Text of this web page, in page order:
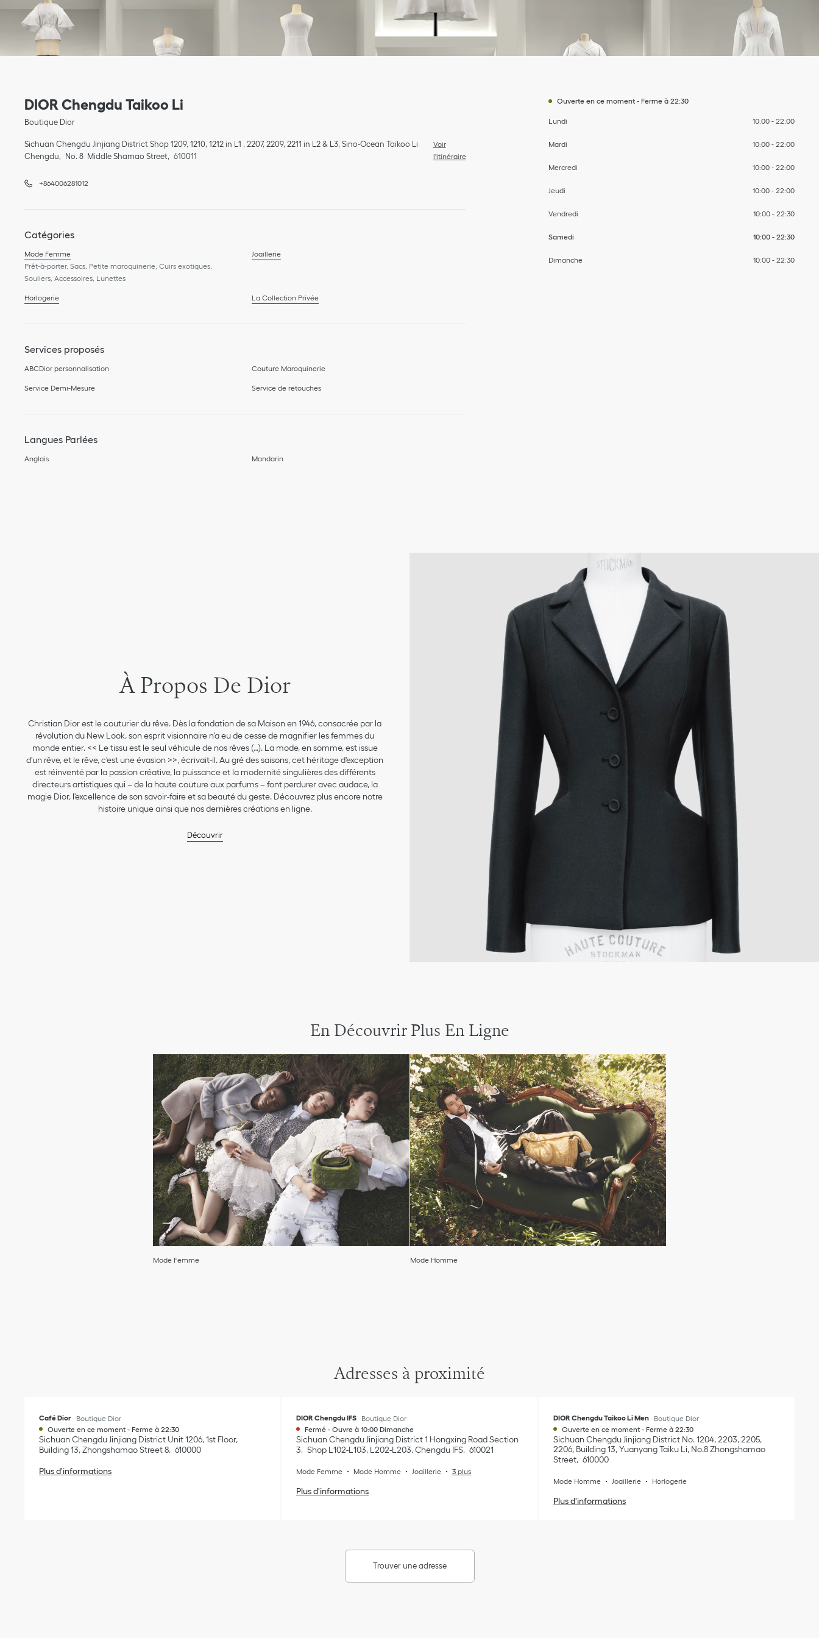
DIOR Chengdu Taikoo Li
Boutique Dior
Sichuan Chengdu Jinjiang District Shop 1209, 1210, 1212 in L1 , 2207, 2209, 2211 in L2 & L3, Sino-Ocean Taikoo Li
Chengdu
No. 8 Middle Shamao Street 610011
Link Opens in New Tab
Voir
l'itinéraire
Link Opens in New Tab
Téléphone
+864006281012
Catégories
Mode Femme
Prêt-à-porter, Sacs, Petite maroquinerie, Cuirs exotiques,
Souliers, Accessoires, Lunettes
Joaillerie
Horlogerie La Collection Privée
Services proposés
ABCDior personnalisation Couture Maroquinerie
Service Demi-Mesure Service de retouches
Langues Parlées
Anglais Mandarin
Ouverte en ce moment- Ferme à 22:30
Day of the Week
Lundi 10:00-
à
22:00
Mardi 10:00-
à
22:00
Mercredi 10:00-
à
22:00
Jeudi 10:00-
à
22:00
Vendredi 10:00-
à
22:30
Samedi 10:00-
à
22:30
Dimanche 10:00-
à
22:30
À Propos De Dior
Christian Dior est le couturier du rêve. Dès la fondation de sa Maison en 1946, consacrée par la
révolution du New Look, son esprit visionnaire n'a eu de cesse de magnifier les femmes du
monde entier. << Le tissu est le seul véhicule de nos rêves (…). La mode, en somme, est issue
d'un rêve, et le rêve, c'est une évasion >>, écrivait-il. Au gré des saisons, cet héritage d'exception
est réinventé par la passion créative, la puissance et la modernité singulières des différents
directeurs artistiques qui – de la haute couture aux parfums – font perdurer avec audace, la
magie Dior, l'excellence de son savoir-faire et sa beauté du geste. Découvrez plus encore notre
histoire unique ainsi que nos dernières créations en ligne.
Découvrir
En Découvrir Plus En Ligne
Mode Femme Mode Homme
Adresses à proximité
Café Dior
Boutique Dior
Ouverte en ce moment - Ferme à 22:30
SichuanChengdu Jinjiang District Unit 1206, 1st Floor,
Building 13, Zhongshamao Street 8
610000
Plus d'informations
DIOR Chengdu IFS
Boutique Dior
Fermé - Ouvre à 10:00 Dimanche
SichuanChengdu Jinjiang District1 Hongxing Road Section
3
Shop L102-L103, L202-L203, Chengdu IFS 610021
Mode Femme Mode Homme Joaillerie 3 plus
Plus d'informations
DIOR Chengdu Taikoo Li Men
Boutique Dior
Ouverte en ce moment - Ferme à 22:30
SichuanChengdu Jinjiang District No. 1204, 2203, 2205,
2206, Building 13, Yuanyang Taiku Li, No.8 Zhongshamao
Street
610000
Mode Homme Joaillerie Horlogerie
Plus d'informations
Trouver une adresse